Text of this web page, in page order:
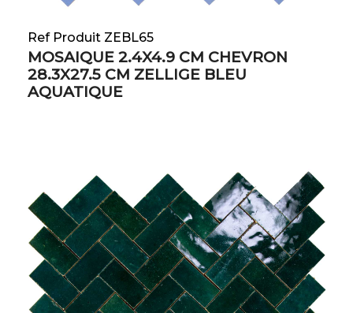
Ref Produit ZEBL65
MOSAIQUE 2.4X4.9 CM CHEVRON
28.3X27.5 CM ZELLIGE BLEU
AQUATIQUE